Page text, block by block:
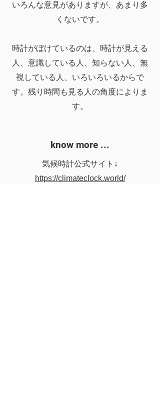
いろんな意見がありますが、あまり多
くないです。
時計がぼけているのは、時計が見える
人、意識している人、知らない人、無
視している人、いろいろいるからで
す。残り時間も見る人の角度によりま
す。
know more ...
気候時計公式サイト↓
https://climateclock.world/